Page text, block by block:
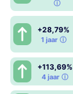
ⓘ
+28,79%
1 jaar ⓘ
+113,69%
4 jaar ⓘ